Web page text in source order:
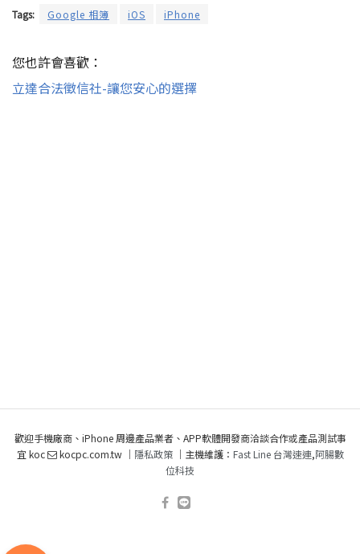
Tags: Google 相簿 iOS iPhone
您也許會喜歡：
立達合法徵信社-讓您安心的選擇
歡迎手機廠商、iPhone 周邊產品業者、APP軟體開發商洽談合作或產品測試事
宜 koc
kocpc.com.tw ｜ 隱私政策｜主機維護： Fast Line 台灣速連,阿腸數
位科技